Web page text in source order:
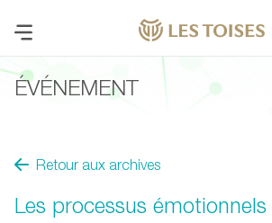
ÉVÉNEMENT
Retour aux archives
Les processus